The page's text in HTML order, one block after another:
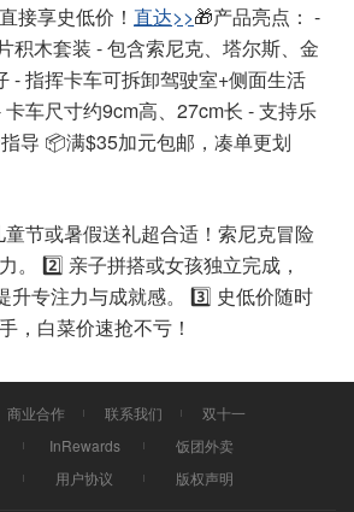
接享史低价！ 直达>>🎁产品亮点： -
积木套装 - 包含索尼克、塔尔斯、金
- 指挥卡车可拆卸驾驶室+侧面生活
车尺寸约9cm高、27cm长 - 支持乐
导 📦满$35加元包邮，凑单更划
童节或暑假送礼超合适！索尼克冒险
。 2️⃣ 亲子拼搭或女孩独立完成，
升专注力与成就感。 3️⃣ 史低价随时
，白菜价速抢不亏！
商业合作 联系我们
双十一
InRewards
饭团外卖
用户协议 版权声明